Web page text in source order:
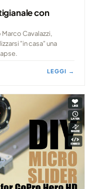
con
Cavalazzi,
"in casa" una
LEGGI →